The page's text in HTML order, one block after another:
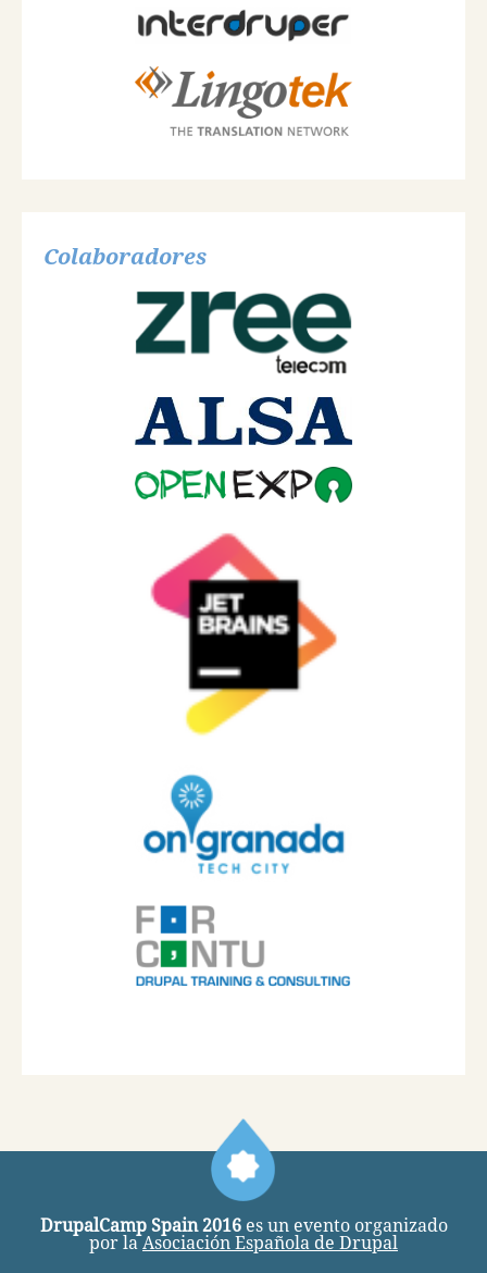
Colaboradores
DrupalCamp Spain 2016 es un evento organizado
por laAsociación Española de Drupal